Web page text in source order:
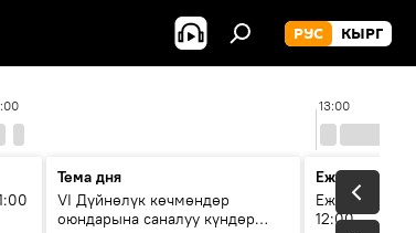
РУС КЫРГ
13:00
Тема дня
VI Дүйнөлүк көчмөндөр
оюндарына саналуу күндөр
Ежедневные
Ежедневные
12:00